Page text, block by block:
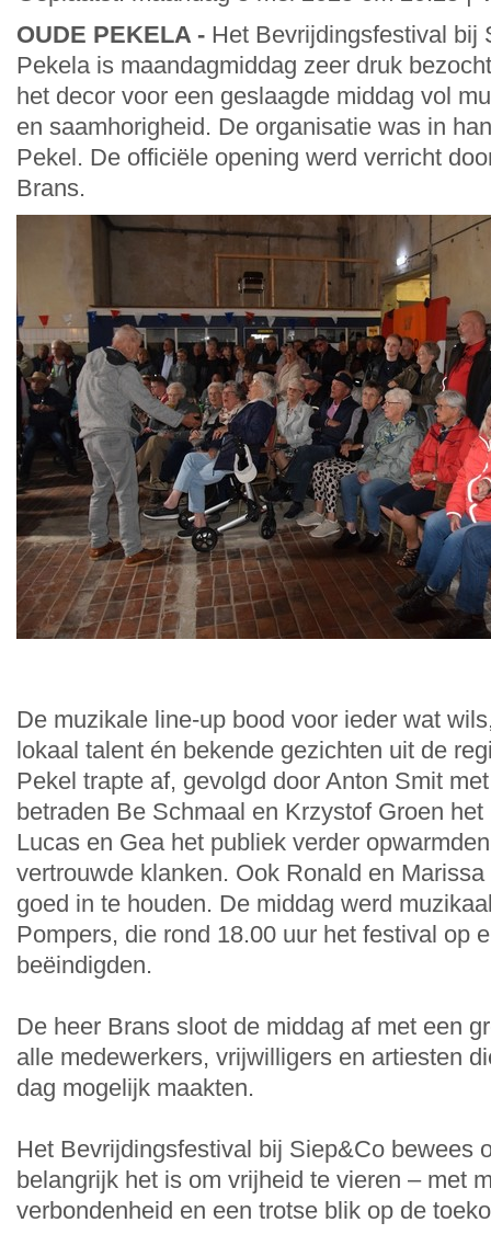
OUDE PEKELA - Het Bevrijdingsfestival bij
Pekela is maandagmiddag zeer druk
het decor voor een geslaagde middag vol
en saamhorigheid. De organisatie was in
Pekel. De officiële opening werd verricht
Brans.
De muzikale line-up bood voor ieder wat
lokaal talent én bekende gezichten uit de
Pekel trapte af, gevolgd door Anton Smit
betraden Be Schmaal en Krzystof Groen
Lucas en Gea het publiek verder
vertrouwde klanken. Ook Ronald en
goed in te houden. De middag werd
Pompers, die rond 18.00 uur het festival op
beëindigden.
De heer Brans sloot de middag af met een
alle medewerkers, vrijwilligers en artiesten
dag mogelijk maakten.
Het Bevrijdingsfestival bij Siep&Co bewees
belangrijk het is om vrijheid te vieren – met
verbondenheid en een trotse blik op de